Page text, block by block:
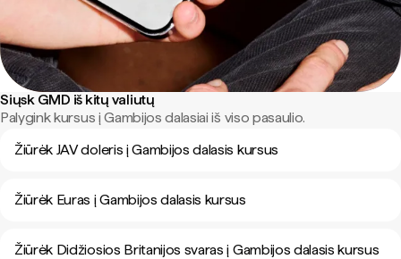
Siųsk GMD iš kitų valiutų
Palygink kursus į Gambijos dalasiai iš viso pasaulio.
Žiūrėk JAV doleris į Gambijos dalasis kursus
Žiūrėk Euras į Gambijos dalasis kursus
Žiūrėk Didžiosios Britanijos svaras į Gambijos dalasis kursus